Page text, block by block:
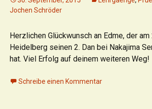
Jochen Schröder
Herzlichen Glückwunsch an Edme, der am
Heidelberg seinen 2. Dan bei Nakajima
hat. Viel Erfolg auf deinem weiteren Weg!
Schreibe einen Kommentar